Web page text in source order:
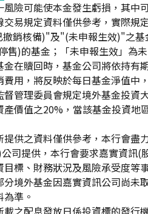
風險可能使本金發生虧損，其中
交易規定資料僅供參考，實際規
銷核備)"及"(未申報生效)"之基
售)的基金；「未申報生效」為
金在贖回時，基金公司將依持有
費用，將反映於每日基金淨值中
督管理委員會規定境外基金投資
產價值之20%，當該基金投資地
提供之資料僅供參考，本行會盡
司提供，本行會要求嘉實資訊(
目標、財務狀況及風險承受度等
分境外基金因嘉實資訊公司尚未
準。
載之配息發放日係投資標的發行